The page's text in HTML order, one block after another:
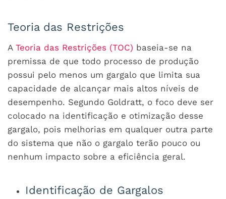
Teoria das Restrições
A Teoria das Restrições (TOC) baseia-se na
premissa de que todo processo de produção
possui pelo menos um gargalo que limita sua
capacidade de alcançar mais altos níveis de
desempenho. Segundo Goldratt, o foco deve ser
colocado na identificação e otimização desse
gargalo, pois melhorias em qualquer outra parte
do sistema que não o gargalo terão pouco ou
nenhum impacto sobre a eficiência geral.
Identificação de Gargalos